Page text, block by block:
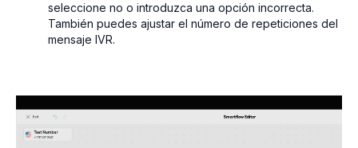
seleccione no o introduzca una opción incorrecta.
También puedes ajustar el número de repeticiones del
mensaje IVR.